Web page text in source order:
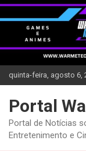
Skip
to
content
quinta-feira, agosto 6,
Portal
Portal de Notícias
Entretenimento e